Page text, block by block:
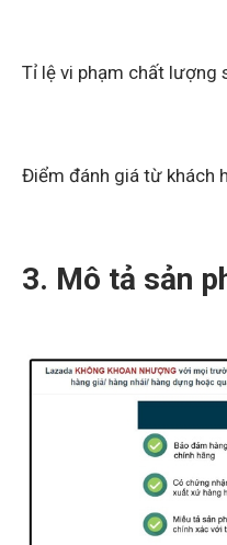
Tỉ lệ vi phạm chất lượng
Điểm đánh giá từ khách
3. Mô tả sản